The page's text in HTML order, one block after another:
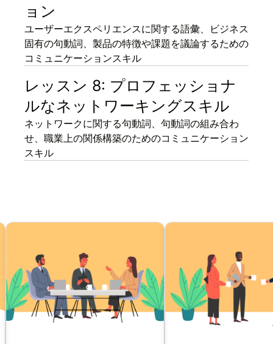
ョン
ユーザーエクスペリエンスに関する語彙、ビジネス
固有の句動詞、製品の特徴や課題を議論するための
コミュニケーションスキル
レッスン 8: プロフェッショナ
ルなネットワーキングスキル
ネットワークに関する句動詞、句動詞の組み合わ
せ、職業上の関係構築のためのコミュニケーション
スキル